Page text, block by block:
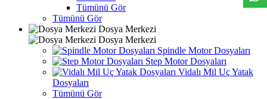
Tümünü Gör
Tümünü Gör
Dosya Merkezi
Dosya Merkezi
Spindle Motor Dosyaları
Step Motor Dosyaları
Vidalı Mil Uç Yatak
Dosyaları
Tümünü Gör